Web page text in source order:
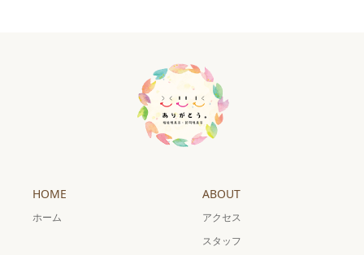
HOME
ホーム
ABOUT
アクセス
スタッフ